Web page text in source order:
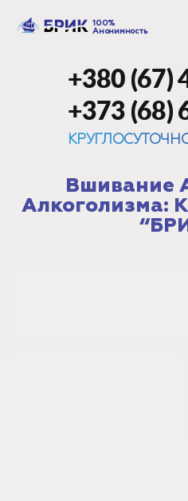
100%
Анонимность
+380 (67)
+373 (68)
Вшивание
Алкоголизма: